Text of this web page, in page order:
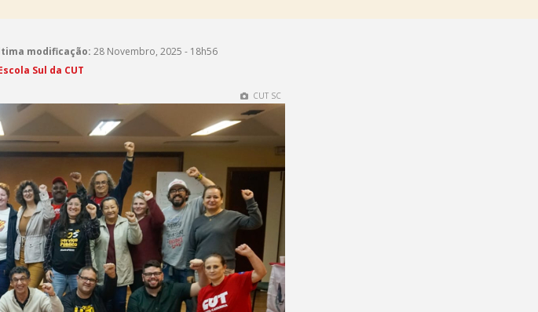
modificação: 28 Novembro, 2025 - 18h56
Sul da CUT
CUT SC